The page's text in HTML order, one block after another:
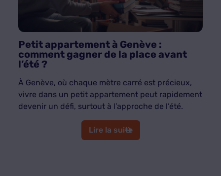
Petit appartement à Genève :
comment gagner de la place avant
l’été ?
À Genève, où chaque mètre carré est précieux,
vivre dans un petit appartement peut rapidement
devenir un défi, surtout à l’approche de l’été.
Lire la suite